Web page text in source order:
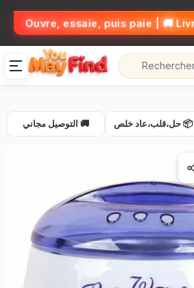
🚚 التوصيل مجاني 📦 حل،قلب،عاد خلص